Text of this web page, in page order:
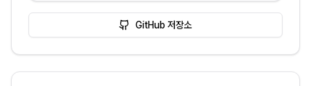
GitHub 저장소